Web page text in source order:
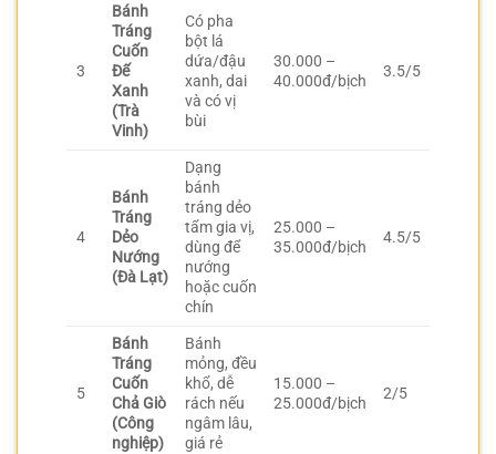
3
Bánh
Tráng
Cuốn
Đế
Xanh
(Trà
Vinh)
Có pha
bột lá
dứa/đậu
xanh, dai
và có vị
bùi
30.000 –
40.000đ/bịch
3.5/5
4
Bánh
Tráng
Dẻo
Nướng
(Đà Lạt)
Dạng
bánh
tráng dẻo
tẩm gia vị,
dùng để
nướng
hoặc cuốn
chín
25.000 –
35.000đ/bịch
4.5/5
5
Bánh
Tráng
Cuốn
Chả Giò
(Công
nghiệp)
Bánh
mỏng, đều
khổ, dễ
rách nếu
ngâm lâu,
giá rẻ
15.000 –
25.000đ/bịch
2/5